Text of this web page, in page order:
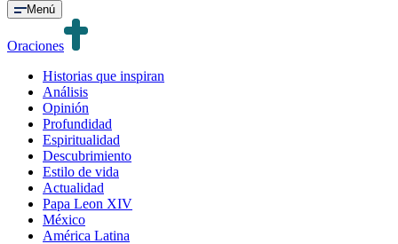
Menú
Oraciones
Historias que inspiran
Análisis
Opinión
Profundidad
Espiritualidad
Descubrimiento
Estilo de vida
Actualidad
Papa Leon XIV
México
América Latina